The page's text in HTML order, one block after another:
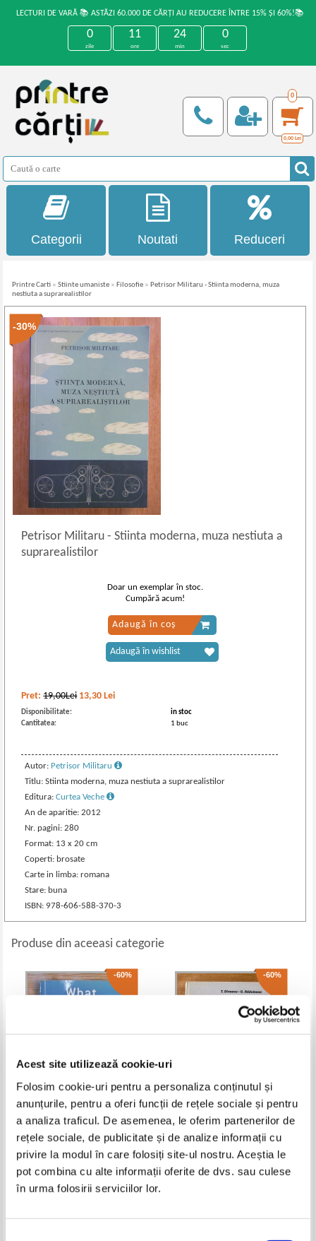
Acest site utilizează cookie-uri
Folosim cookie-uri pentru a personaliza conținutul și
anunțurile, pentru a oferi funcții de rețele sociale și pentru
a analiza traficul. De asemenea, le oferim partenerilor de
rețele sociale, de publicitate și de analize informații cu
privire la modul în care folosiți site-ul nostru. Aceștia le
pot combina cu alte informații oferite de dvs. sau culese
în urma folosirii serviciilor lor.
LECTURI DE VARĂ 📚 ASTĂZI 60.000 DE CĂRȚI AU REDUCERE ÎNTRE 15% ȘI 60%!📚
0
zile
11
ore
24
min
0
sec
0
0,00 Lei
Categorii Noutati Reduceri
Printre Carti »Stiinte umaniste » Filosofie » Petrisor Militaru - Stiinta moderna, muza
nestiuta a suprarealistilor
-30%
Petrisor Militaru- Stiinta moderna, muza nestiuta a
suprarealistilor
Pret:19,00Lei 13,30 Lei
Disponibilitate:
in stoc
Cantitatea:
1 buc
Autor: Petrisor Militaru
Titlu: Stiinta moderna, muza nestiuta a suprarealistilor
Editura:Curtea Veche
An de aparitie: 2012
Nr. pagini: 280
Format: 13 x 20 cm
Coperti: brosate
Carte in limba: romana
Stare: buna
ISBN: 978-606-588-370-3
Doar un exemplar în stoc.
Cumpără acum!
Adaugă în coș
Adaugă în wishlist
Produse din aceeasi categorie
-60%
Kevin Kelly - What technology
wants
Pret: 43,00Lei 17,20 Lei
Adaugă în coș
-60%
Tudor Dinescu - Tehnica
cofrajelor glisante
Pret:27,00Lei 10,80 Lei
Adaugă în coș